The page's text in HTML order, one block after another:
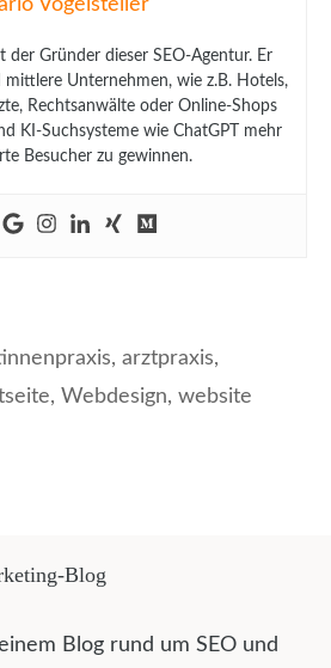
Vogelsteller
der Gründer dieser SEO-Agentur. Er
Unternehmen, wie z.B. Hotels,
Rechtsanwälte oder Online-Shops
KI-Suchsysteme wie ChatGPT mehr
Besucher zu gewinnen.
, arztpraxis,
, Webdesign, website
Blog
Blog rund um SEO und